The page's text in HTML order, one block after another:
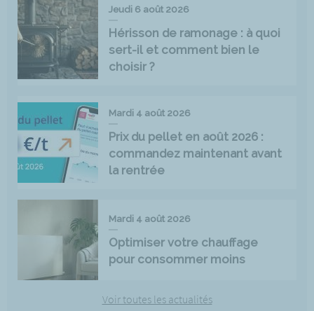
Jeudi 6 août 2026
Hérisson de ramonage : à quoi
sert-il et comment bien le
choisir ?
Mardi 4 août 2026
Prix du pellet en août 2026 :
commandez maintenant avant
la rentrée
Mardi 4 août 2026
Optimiser votre chauffage
pour consommer moins
Voir toutes les actualités